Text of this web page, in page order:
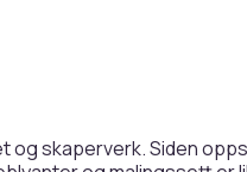
skaperverk. Siden